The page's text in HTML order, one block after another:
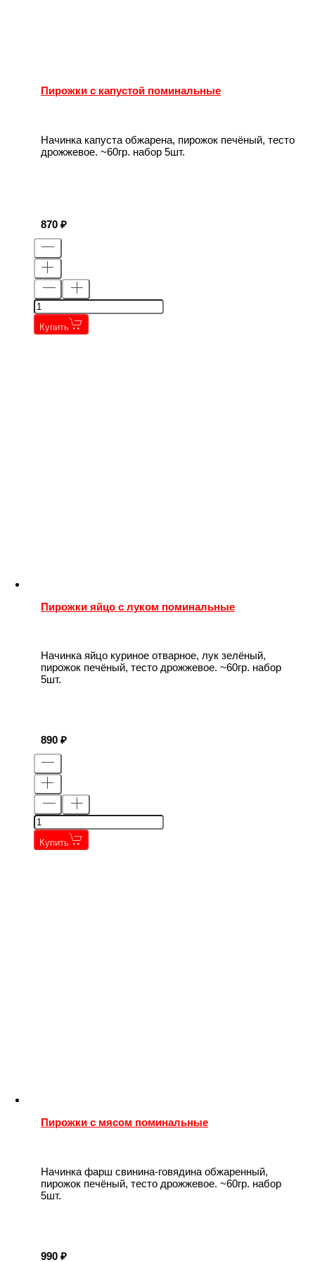
Пирожки с капустой поминальные
Начинка капуста обжарена, пирожок печёный, тесто
дрожжевое. ~60гр. набор 5шт.
870
Купить
Пирожки яйцо с луком поминальные
Начинка яйцо куриное отварное, лук зелёный,
пирожок печёный, тесто дрожжевое. ~60гр. набор
5шт.
890
Купить
Пирожки с мясом поминальные
Начинка фарш свинина-говядина обжаренный,
пирожок печёный, тесто дрожжевое. ~60гр. набор
5шт.
990